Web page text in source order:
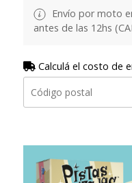
Envío por moto
antes de las 12hs
Calculá el costo de